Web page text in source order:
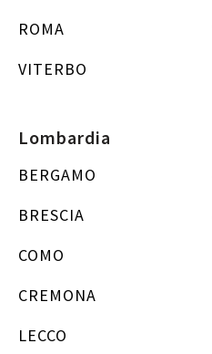
ROMA
VITERBO
Lombardia
BERGAMO
BRESCIA
COMO
CREMONA
LECCO